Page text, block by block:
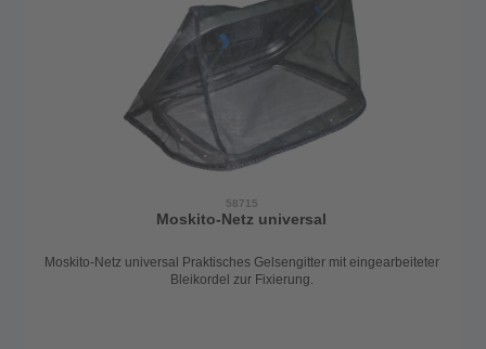
58715
Moskito-Netz universal
Moskito-Netz universal Praktisches Gelsengitter mit eingearbeiteter
Bleikordel zur Fixierung.